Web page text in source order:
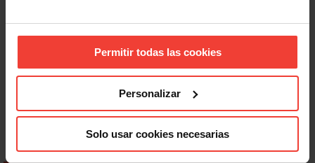
Permitir todas las cookies
Personalizar
Solo usar cookies necesarias